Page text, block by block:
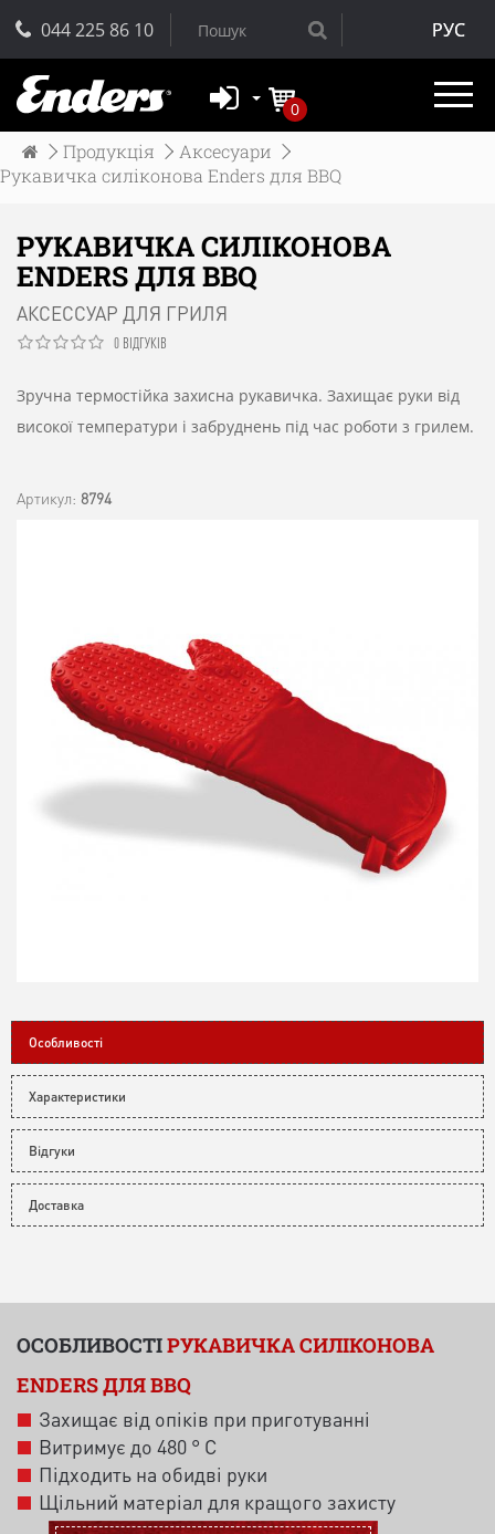
044 225 86 10 РУС
0
Продукція
Аксесуари
Рукавичка силіконова Enders для BBQ
РУКАВИЧКА СИЛІКОНОВА
ENDERS ДЛЯ BBQ
АКСЕССУАР ДЛЯ ГРИЛЯ
0 ВІДГУКІВ
Зручна термостійка захисна рукавичка. Захищає руки від
високої температури і забруднень під час роботи з грилем.
Артикул: 8794
Особливості
Характеристики
Відгуки
Доставка
ОСОБЛИВОСТІРУКАВИЧКА СИЛІКОНОВА
ENDERS ДЛЯ BBQ
Захищає від опіків при приготуванні
Витримує до 480 ° С
Підходить на обидві руки
Щільний матеріал для кращого захисту